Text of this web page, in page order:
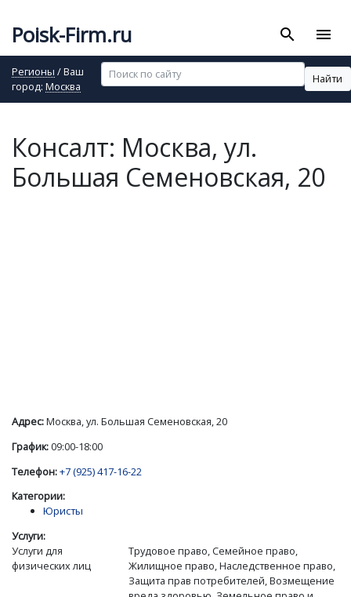
Poisk-Firm.ru search menu
Регионы / Ваш
город: Москва
Найти
Консалт: Москва, ул.
Большая Семеновская, 20
Адрес:Москва, ул. Большая Семеновская, 20
График:09:00-18:00
Телефон:+7 (925) 417-16-22
Категории:
Юристы
Услуги:
Услуги для
физических лиц
Трудовое право, Семейное право,
Жилищное право, Наследственное право,
Защита прав потребителей, Возмещение